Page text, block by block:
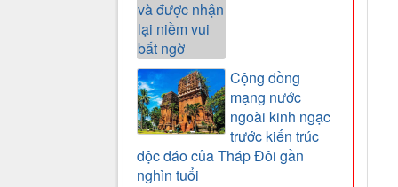
Cộng đồng
mạng nước
ngoài kinh ngạc
trước kiến trúc
độc đáo của Tháp Đôi gần
nghìn tuổi